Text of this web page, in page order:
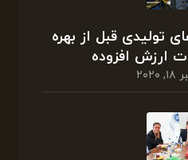
تولیدی قبل از بهره
ارزش افزوده